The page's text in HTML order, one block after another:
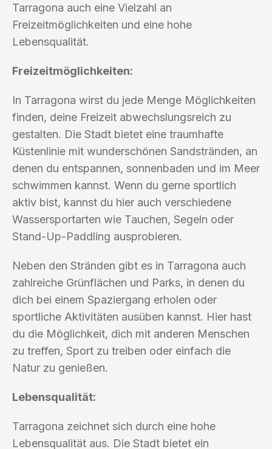
Tarragona auch eine Vielzahl an
Freizeitmöglichkeiten und eine hohe
Lebensqualität.
Freizeitmöglichkeiten:
In Tarragona wirst du jede Menge Möglichkeiten
finden, deine Freizeit abwechslungsreich zu
gestalten. Die Stadt bietet eine traumhafte
Küstenlinie mit wunderschönen Sandstränden, an
denen du entspannen, sonnenbaden und im Meer
schwimmen kannst. Wenn du gerne sportlich
aktiv bist, kannst du hier auch verschiedene
Wassersportarten wie Tauchen, Segeln oder
Stand-Up-Paddling ausprobieren.
Neben den Stränden gibt es in Tarragona auch
zahlreiche Grünflächen und Parks, in denen du
dich bei einem Spaziergang erholen oder
sportliche Aktivitäten ausüben kannst. Hier hast
du die Möglichkeit, dich mit anderen Menschen
zu treffen, Sport zu treiben oder einfach die
Natur zu genießen.
Lebensqualität:
Tarragona zeichnet sich durch eine hohe
Lebensqualität aus. Die Stadt bietet ein